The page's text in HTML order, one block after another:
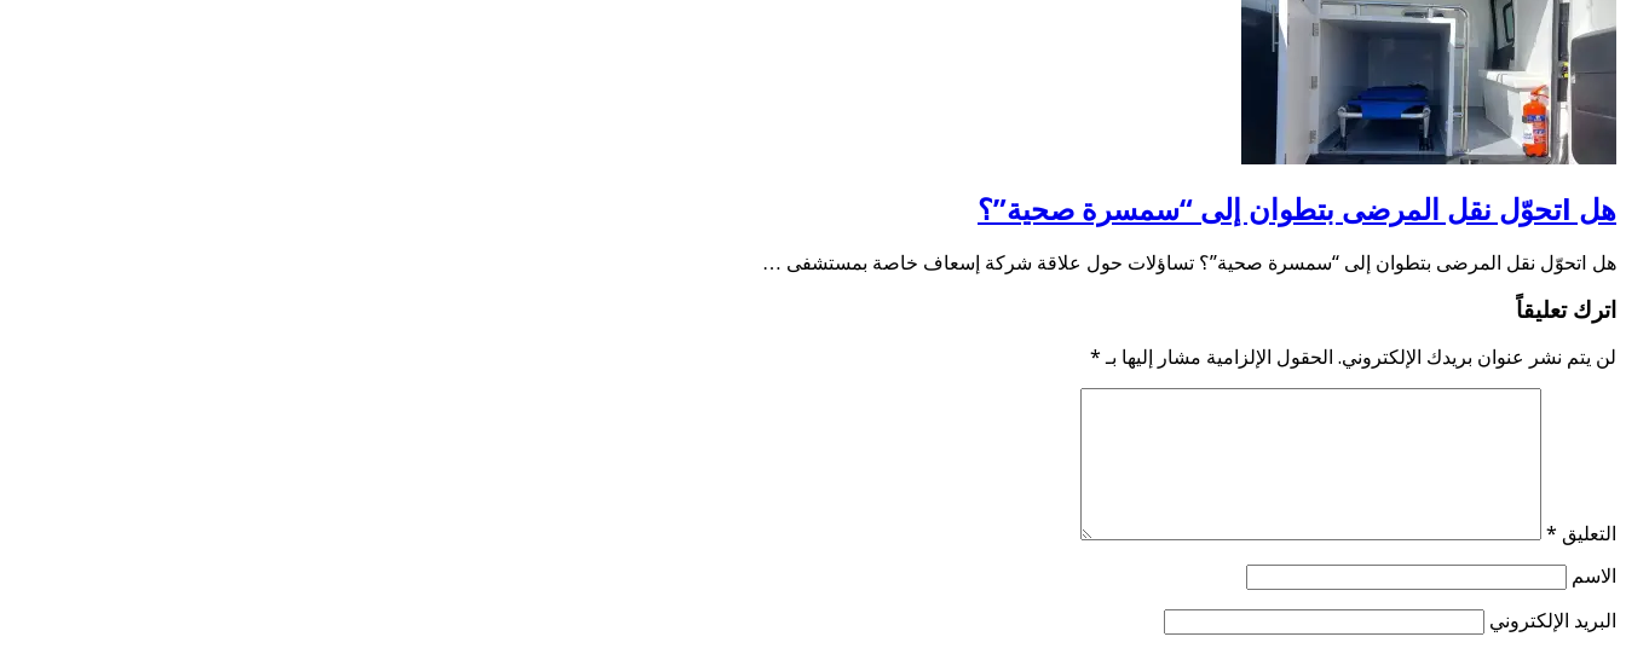
هل lتحوّل نقل المرضى بتطوان إلى “سمسرة صحية”؟
هل lتحوّل نقل المرضى بتطوان إلى “سمسرة صحية”؟ تساؤلات حول علاقة شركة إسعاف خاصة بمستشفى …
اترك تعليقاً
لن يتم نشر عنوان بريدك الإلكتروني. الحقول الإلزامية مشار إليها بـ *
التعليق *
الاسم
البريد الإلكتروني